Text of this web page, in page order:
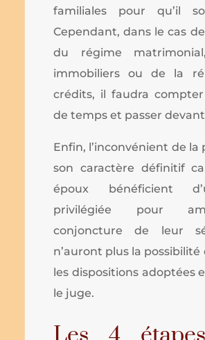
familiales pour qu’il
Cependant, dans le cas
du régime
immobiliers ou de la
crédits, il faudra
de temps et passer
Enfin, l’inconvénient de la
son caractère définitif
époux bénéficient
privilégiée pour
conjoncture de leur
n’auront plus la
les dispositions adoptées
le juge.